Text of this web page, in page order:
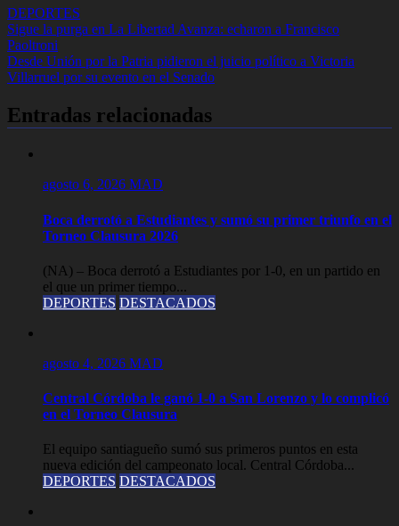
DEPORTES
Navegación
de
entradas
Sigue la purga en La Libertad Avanza: echaron a Francisco
Paoltroni
Desde Unión por la Patria pidieron el juicio político a Victoria
Villarruel por su evento en el Senado
Entradas relacionadas
agosto 6, 2026 MAD
Boca derrotó a Estudiantes y sumó su primer triunfo en el
Torneo Clausura 2026
(NA) – Boca derrotó a Estudiantes por 1-0, en un partido en
el que un primer tiempo...
DEPORTES DESTACADOS
agosto 4, 2026 MAD
Central Córdoba le ganó 1-0 a San Lorenzo y lo complicó
en el Torneo Clausura
El equipo santiagueño sumó sus primeros puntos en esta
nueva edición del campeonato local. Central Córdoba...
DEPORTES DESTACADOS